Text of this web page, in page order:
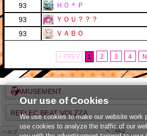
93
Ｈ０＊Ｐ
93
ＹＯＵ？？？
93
ＶＡＢＯ
< PREV 1 2 3 4
e-AMUSEMENT
REFLEC BEAT VOLZZA
ヘルプ FAQ
Our use of Cookies
We use cookies to make our website work
use cookies to analyze the traffic of our